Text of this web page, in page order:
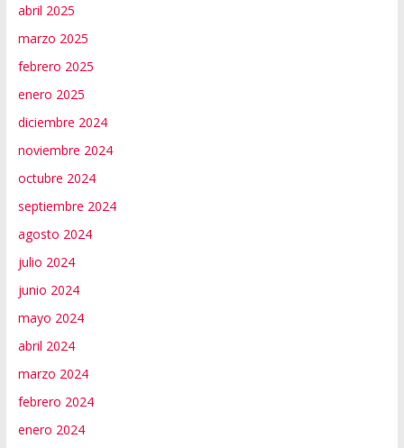
abril 2025
marzo 2025
febrero 2025
enero 2025
diciembre 2024
noviembre 2024
octubre 2024
septiembre 2024
agosto 2024
julio 2024
junio 2024
mayo 2024
abril 2024
marzo 2024
febrero 2024
enero 2024